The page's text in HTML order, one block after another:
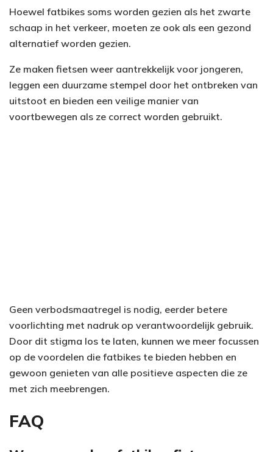
Hoewel fatbikes soms worden gezien als het zwarte
schaap in het verkeer, moeten ze ook als een gezond
alternatief worden gezien.
Ze maken fietsen weer aantrekkelijk voor jongeren,
leggen een duurzame stempel door het ontbreken van
uitstoot en bieden een veilige manier van
voortbewegen als ze correct worden gebruikt.
Geen verbodsmaatregel is nodig, eerder betere
voorlichting met nadruk op verantwoordelijk gebruik.
Door dit stigma los te laten, kunnen we meer focussen
op de voordelen die fatbikes te bieden hebben en
gewoon genieten van alle positieve aspecten die ze
met zich meebrengen.
FAQ